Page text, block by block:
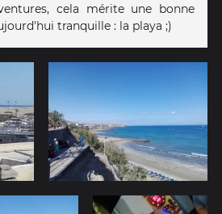
cela mérite une bonne
tranquille : la playa ;)